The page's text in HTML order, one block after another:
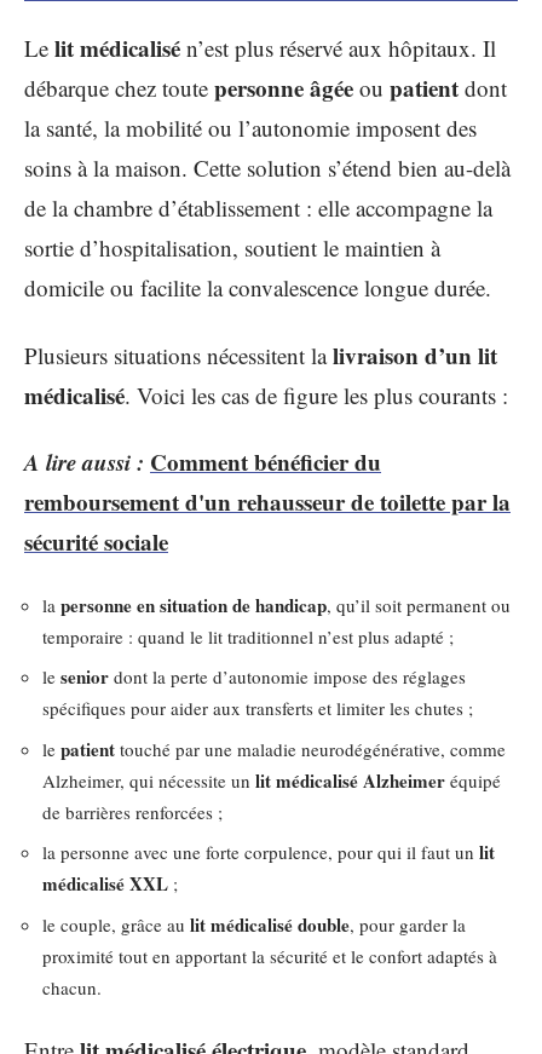
Le lit médicalisé n’est plus réservé aux hôpitaux. Il
débarque chez toute personne âgée ou patient dont
la santé, la mobilité ou l’autonomie imposent des
soins à la maison. Cette solution s’étend bien au-delà
de la chambre d’établissement : elle accompagne la
sortie d’hospitalisation, soutient le maintien à
domicile ou facilite la convalescence longue durée.
Plusieurs situations nécessitent lalivraison d’un lit
médicalisé. Voici les cas de figure les plus courants :
A lire aussi : Comment bénéficier du
remboursement d'un rehausseur de toilette par la
sécurité sociale
la personne en situation de handicap, qu’il soit permanent ou
temporaire : quand le lit traditionnel n’est plus adapté ;
le senior dont la perte d’autonomie impose des réglages
spécifiques pour aider aux transferts et limiter les chutes ;
le patient touché par une maladie neurodégénérative, comme
Alzheimer, qui nécessite un lit médicalisé Alzheimer équipé
de barrières renforcées ;
la personne avec une forte corpulence, pour qui il faut un lit
médicalisé XXL ;
le couple, grâce au lit médicalisé double, pour garder la
proximité tout en apportant la sécurité et le confort adaptés à
chacun.